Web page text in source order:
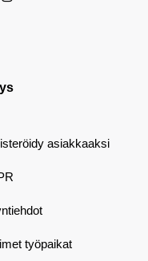
asiakkaaksi
työpaikat